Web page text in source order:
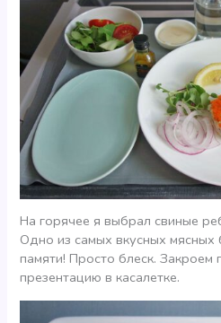
На горячее я выбрал свиные
Одно из самых вкусных
памяти! Просто блеск. Закроем
презентацию в касалетке.